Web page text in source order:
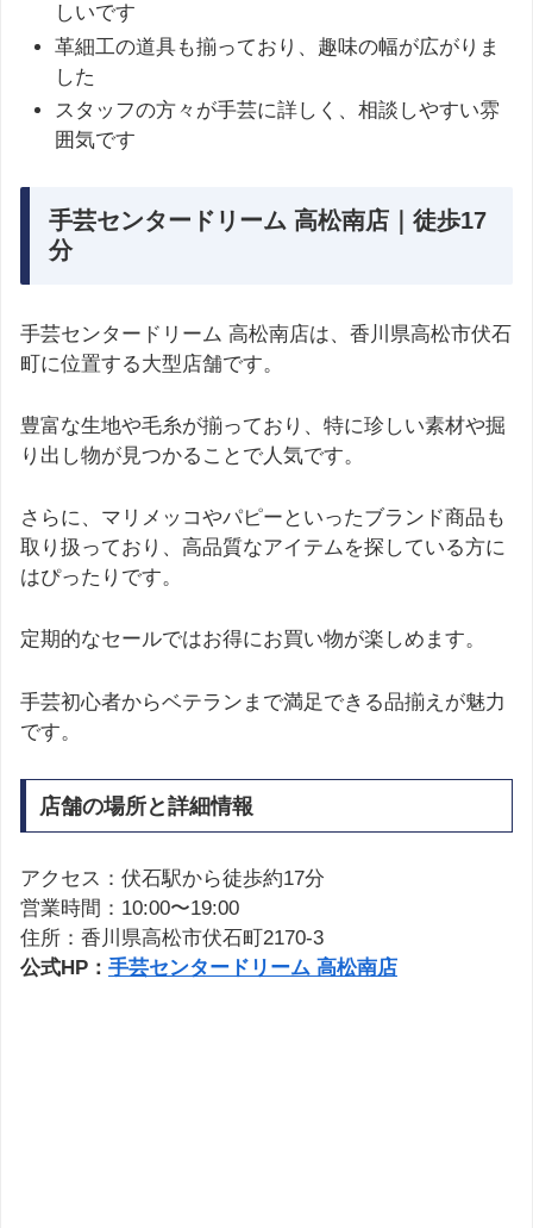
しいです
革細工の道具も揃っており、趣味の幅が広がりま
した
スタッフの方々が手芸に詳しく、相談しやすい雰
囲気です
手芸センタードリーム 高松南店｜徒歩17
分
手芸センタードリーム 高松南店は、香川県高松市伏石
町に位置する大型店舗です。
豊富な生地や毛糸が揃っており、特に珍しい素材や掘
り出し物が見つかることで人気です。
さらに、マリメッコやパピーといったブランド商品も
取り扱っており、高品質なアイテムを探している方に
はぴったりです。
定期的なセールではお得にお買い物が楽しめます。
手芸初心者からベテランまで満足できる品揃えが魅力
です。
店舗の場所と詳細情報
アクセス：伏石駅から徒歩約17分
営業時間：10:00〜19:00
住所：香川県高松市伏石町2170-3
公式HP： 手芸センタードリーム 高松南店